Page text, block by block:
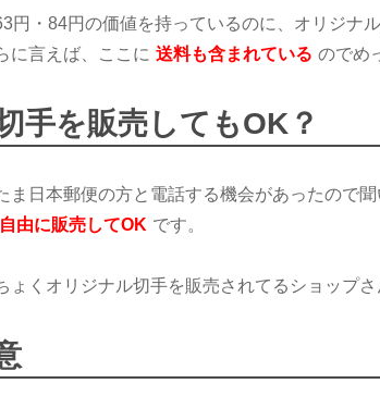
円・84円の価値を持っているのに、オリジナ
に言えば、ここに 送料も含まれている のでめ
手を販売してもOK？
ま日本郵便の方と電話する機会があったので
自由に販売してOK です。
ょくオリジナル切手を販売されてるショップさ